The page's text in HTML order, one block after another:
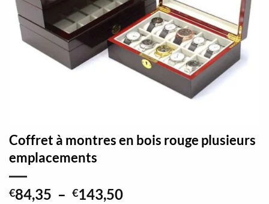
Coffret à montres en bois rouge plusieurs
emplacements
€84,35 – €143,50Plage